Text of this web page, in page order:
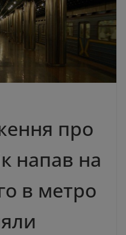
про
напав на
в метро